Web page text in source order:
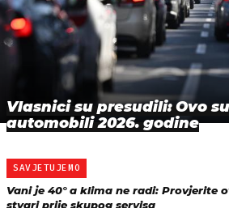
Vlasnici su presudili: Ovo
automobili 2026. godine
SAVJETUJEMO
Vani je 40° a klima ne radi: Provjerite
stvari prije skupog servisa